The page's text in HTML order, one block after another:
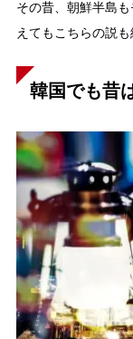
その昔、朝鮮半島
えてもこちらの説も
韓国でも昔